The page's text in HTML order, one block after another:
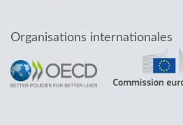
Organisations internationales